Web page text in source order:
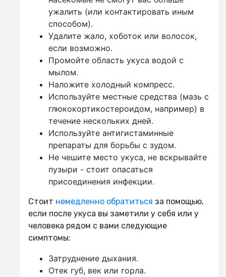
ужалить (или контактировать иным
способом).
Удалите жало, хоботок или волосок,
если возможно.
Промойте область укуса водой с
мылом.
Наложите холодный компресс.
Используйте местные средства (мазь с
глюкокортикостероидом, например) в
течение нескольких дней.
Используйте антигистаминные
препараты для борьбы с зудом.
Не чешите место укуса, не вскрывайте
пузыри - стоит опасаться
присоединения инфекции.
Стоит немедленно обратиться за помощью,
если после укуса вы заметили у себя или у
человека рядом с вами следующие
симптомы:
Затруднение дыхания.
Отек губ, век или горла.